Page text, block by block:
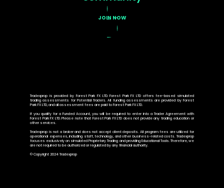
JOIN NOW
Tradexprop is provided by Forest Park FX LTD. Forest Park FX LTD offers fee-based simulated
trading assessments for Potential Traders. All funding assessments are provided by Forest
Park FX LTD, and all assessment fees are paid to Forest Park FX LTD.
If you qualify for a Funded Account, you will be required to enter into a Trader Agreement with
Forest Park FX LTD. Please note that Forest Park FX LTD does not provide any trading education or
other services.
Tradexprop is not a broker and does not accept client deposits. All program fees are utilized for
operational expenses, including staff, technology, and other business-related costs. Tradexprop
focuses exclusively on simulated Proprietary Trading and providing Educational Tools. Therefore, we
are not required to be authorized or regulated by any financial authority.
© Copyright 2024 Tradexprop